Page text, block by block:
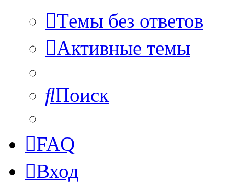
Темы без ответов
Активные темы
Поиск
FAQ
Вход